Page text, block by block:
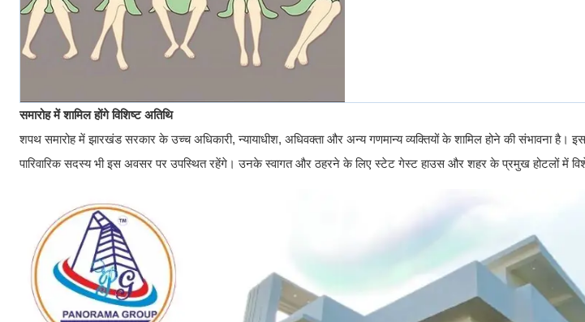
समारोह में शामिल होंगे विशिष्ट अतिथि
शपथ समारोह में झारखंड सरकार के उच्च अधिकारी, न्यायाधीश, अधिवक्ता और अन्य गणमान्य व्यक्तियों के शामिल होने की संभावना है।
पारिवारिक सदस्य भी इस अवसर पर उपस्थित रहेंगे। उनके स्वागत और ठहरने के लिए स्टेट गेस्ट हाउस और शहर के प्रमुख होटलों में